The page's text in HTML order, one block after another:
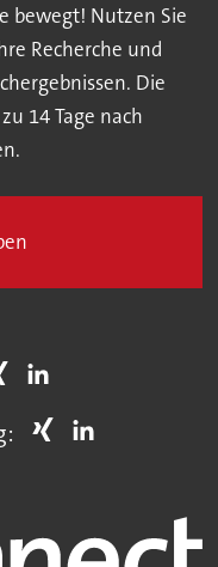
bewegt! Nutzen Sie
Recherche und
Die
14 Tage nach